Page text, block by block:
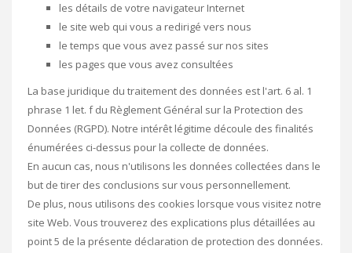
les détails de votre navigateur Internet
le site web qui vous a redirigé vers nous
le temps que vous avez passé sur nos sites
les pages que vous avez consultées
La base juridique du traitement des données est l'art. 6 al. 1
phrase 1 let. f du Règlement Général sur la Protection des
Données (RGPD). Notre intérêt légitime découle des finalités
énumérées ci-dessus pour la collecte de données.
En aucun cas, nous n'utilisons les données collectées dans le
but de tirer des conclusions sur vous personnellement.
De plus, nous utilisons des cookies lorsque vous visitez notre
site Web. Vous trouverez des explications plus détaillées au
point 5 de la présente déclaration de protection des données.